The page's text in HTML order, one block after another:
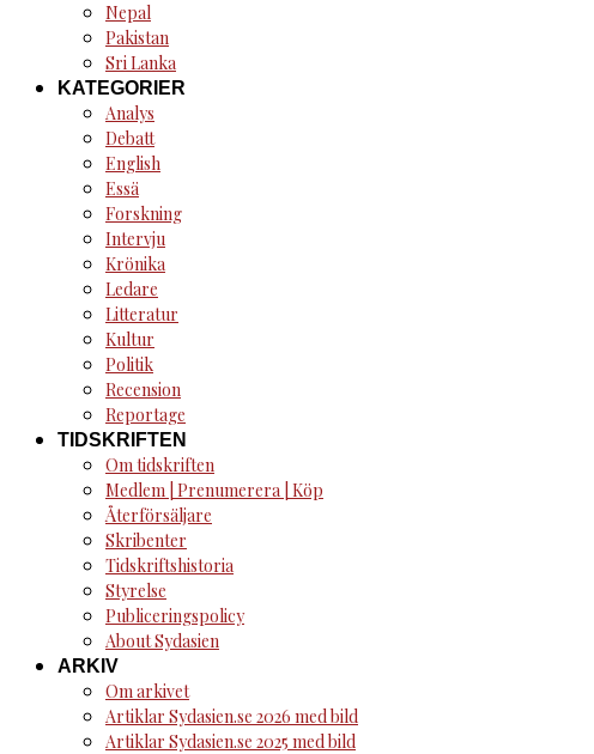
Nepal
Pakistan
Sri Lanka
KATEGORIER
Analys
Debatt
English
Essä
Forskning
Intervju
Krönika
Ledare
Litteratur
Kultur
Politik
Recension
Reportage
TIDSKRIFTEN
Om tidskriften
Medlem | Prenumerera | Köp
Återförsäljare
Skribenter
Tidskriftshistoria
Styrelse
Publiceringspolicy
About Sydasien
ARKIV
Om arkivet
Artiklar Sydasien.se 2026 med bild
Artiklar Sydasien.se 2025 med bild